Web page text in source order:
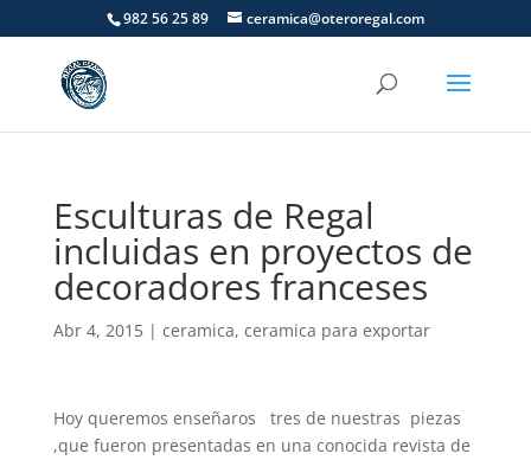
982 56 25 89 ceramica@oteroregal.com
Esculturas de Regal
incluidas en proyectos de
decoradores franceses
Abr 4, 2015| ceramica, ceramica para exportar
Hoy queremos enseñaros tres de nuestras piezas
,que fueron presentadas en una conocida revista de